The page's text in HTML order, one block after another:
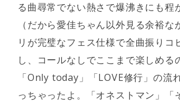
る曲尋常でない熱さで爆沸きにも程
（だから愛佳ちゃん以外見る余裕な
リが完璧なフェス仕様で全曲振りコ
し、コールなしでここまで楽しめる
「Only today」「LOVE修行」の流
っちゃったよ。「オネストマン」「